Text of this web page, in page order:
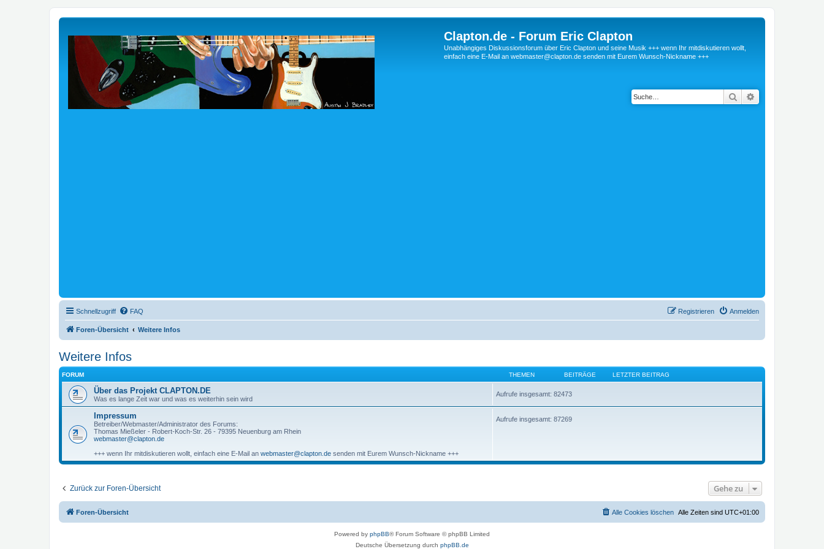
Clapton.de - Forum Eric Clapton
Unabhängiges Diskussionsforum über Eric Clapton und seine Musik +++ wenn Ihr mitdiskutieren wollt,
einfach eine E-Mail an webmaster@clapton.de senden mit Eurem Wunsch-Nickname +++
Suche
Schnellzugriff FAQ Anmelden
Registrieren
Foren-Übersicht Weitere Infos
Weitere Infos
FORUM THEMEN BEITRÄGE LETZTER BEITRAG
Über das Projekt CLAPTON.DE
Was es lange Zeit war und was es weiterhin sein wird
Aufrufe insgesamt: 82473
Impressum
Betreiber/Webmaster/Administrator des Forums:
Thomas Mießeler - Robert-Koch-Str. 26 - 79395 Neuenburg am Rhein
webmaster@clapton.de
+++ wenn Ihr mitdiskutieren wollt, einfach eine E-Mail an webmaster@clapton.de senden mit Eurem Wunsch-Nickname +++
Aufrufe insgesamt: 87269
Zurück zur Foren-Übersicht Gehe zu
Foren-Übersicht Alle Zeiten sind UTC+01:00
Alle Cookies löschen
Powered by phpBB® Forum Software © phpBB Limited
Deutsche Übersetzung durch phpBB.de